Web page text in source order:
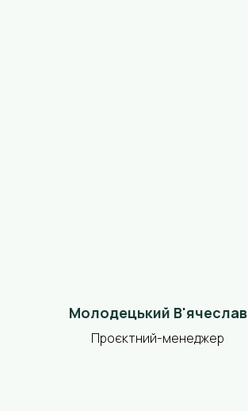
Молодецький В'ячеслав
Проєктний-менеджер